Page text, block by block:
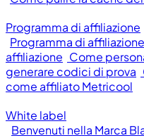
Programma di affiliazione
Programma di
affiliazione Come
generare codici di prova
come affiliato Metricool
White label
Benvenuti nella Marca